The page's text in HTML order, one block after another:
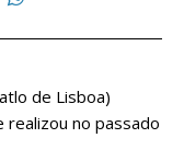
de Lisboa)
realizou no passado